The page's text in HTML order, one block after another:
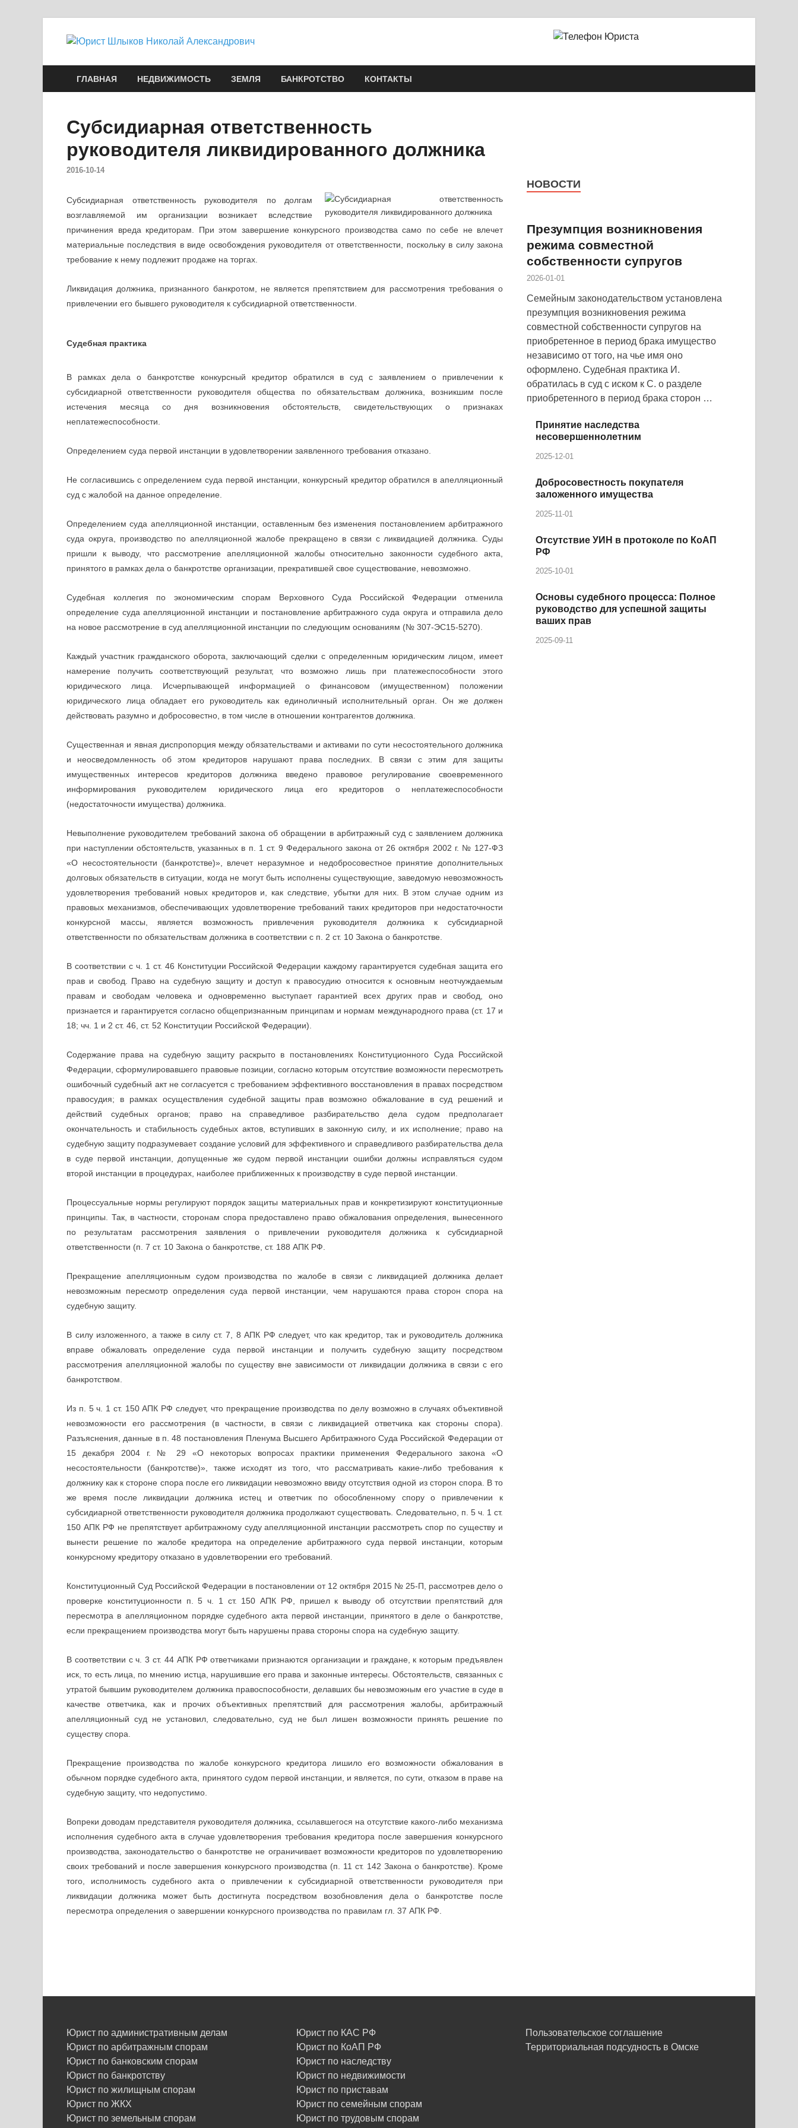
Юрист Шлыков Николай Александрович
ГЛАВНАЯ НЕДВИЖИМОСТЬ ЗЕМЛЯ БАНКРОТСТВО КОНТАКТЫ
Субсидиарная ответственность
руководителя ликвидированного должника
2016-10-14
Субсидиарная ответственность руководителя по долгам
возглавляемой им организации возникает вследствие
причинения вреда кредиторам. При этом завершение конкурсного производства само по себе не влечет
материальные последствия в виде освобождения руководителя от ответственности, поскольку в силу закона
требование к нему подлежит продаже на торгах.
Ликвидация должника, признанного банкротом, не является препятствием для рассмотрения требования о
привлечении его бывшего руководителя к субсидиарной ответственности.
Судебная практика
В рамках дела о банкротстве конкурсный кредитор обратился в суд с заявлением о привлечении к
субсидиарной ответственности руководителя общества по обязательствам должника, возникшим после
истечения месяца со дня возникновения обстоятельств, свидетельствующих о признаках
неплатежеспособности.
Определением суда первой инстанции в удовлетворении заявленного требования отказано.
Не согласившись с определением суда первой инстанции, конкурсный кредитор обратился в апелляционный
суд с жалобой на данное определение.
Определением суда апелляционной инстанции, оставленным без изменения постановлением арбитражного
суда округа, производство по апелляционной жалобе прекращено в связи с ликвидацией должника. Суды
пришли к выводу, что рассмотрение апелляционной жалобы относительно законности судебного акта,
принятого в рамках дела о банкротстве организации, прекратившей свое существование, невозможно.
Судебная коллегия по экономическим спорам Верховного Суда Российской Федерации отменила
определение суда апелляционной инстанции и постановление арбитражного суда округа и отправила дело
на новое рассмотрение в суд апелляционной инстанции по следующим основаниям (№ 307-ЭС15-5270).
Каждый участник гражданского оборота, заключающий сделки с определенным юридическим лицом, имеет
намерение получить соответствующий результат, что возможно лишь при платежеспособности этого
юридического лица. Исчерпывающей информацией о финансовом (имущественном) положении
юридического лица обладает его руководитель как единоличный исполнительный орган. Он же должен
действовать разумно и добросовестно, в том числе в отношении контрагентов должника.
Существенная и явная диспропорция между обязательствами и активами по сути несостоятельного должника
и неосведомленность об этом кредиторов нарушают права последних. В связи с этим для защиты
имущественных интересов кредиторов должника введено правовое регулирование своевременного
информирования руководителем юридического лица его кредиторов о неплатежеспособности
(недостаточности имущества) должника.
Невыполнение руководителем требований закона об обращении в арбитражный суд с заявлением должника
при наступлении обстоятельств, указанных в п. 1 ст. 9 Федерального закона от 26 октября 2002 г. № 127-ФЗ
«О несостоятельности (банкротстве)», влечет неразумное и недобросовестное принятие дополнительных
долговых обязательств в ситуации, когда не могут быть исполнены существующие, заведомую невозможность
удовлетворения требований новых кредиторов и, как следствие, убытки для них. В этом случае одним из
правовых механизмов, обеспечивающих удовлетворение требований таких кредиторов при недостаточности
конкурсной массы, является возможность привлечения руководителя должника к субсидиарной
ответственности по обязательствам должника в соответствии с п. 2 ст. 10 Закона о банкротстве.
В соответствии с ч. 1 ст. 46 Конституции Российской Федерации каждому гарантируется судебная защита его
прав и свобод. Право на судебную защиту и доступ к правосудию относится к основным неотчуждаемым
правам и свободам человека и одновременно выступает гарантией всех других прав и свобод, оно
признается и гарантируется согласно общепризнанным принципам и нормам международного права (ст. 17 и
18; чч. 1 и 2 ст. 46, ст. 52 Конституции Российской Федерации).
Содержание права на судебную защиту раскрыто в постановлениях Конституционного Суда Российской
Федерации, сформулировавшего правовые позиции, согласно которым отсутствие возможности пересмотреть
ошибочный судебный акт не согласуется с требованием эффективного восстановления в правах посредством
правосудия; в рамках осуществления судебной защиты прав возможно обжалование в суд решений и
действий судебных органов; право на справедливое разбирательство дела судом предполагает
окончательность и стабильность судебных актов, вступивших в законную силу, и их исполнение; право на
судебную защиту подразумевает создание условий для эффективного и справедливого разбирательства дела
в суде первой инстанции, допущенные же судом первой инстанции ошибки должны исправляться судом
второй инстанции в процедурах, наиболее приближенных к производству в суде первой инстанции.
Процессуальные нормы регулируют порядок защиты материальных прав и конкретизируют конституционные
принципы. Так, в частности, сторонам спора предоставлено право обжалования определения, вынесенного
по результатам рассмотрения заявления о привлечении руководителя должника к субсидиарной
ответственности (п. 7 ст. 10 Закона о банкротстве, ст. 188 АПК РФ.
Прекращение апелляционным судом производства по жалобе в связи с ликвидацией должника делает
невозможным пересмотр определения суда первой инстанции, чем нарушаются права сторон спора на
судебную защиту.
В силу изложенного, а также в силу ст. 7, 8 АПК РФ следует, что как кредитор, так и руководитель должника
вправе обжаловать определение суда первой инстанции и получить судебную защиту посредством
рассмотрения апелляционной жалобы по существу вне зависимости от ликвидации должника в связи с его
банкротством.
Из п. 5 ч. 1 ст. 150 АПК РФ следует, что прекращение производства по делу возможно в случаях объективной
невозможности его рассмотрения (в частности, в связи с ликвидацией ответчика как стороны спора).
Разъяснения, данные в п. 48 постановления Пленума Высшего Арбитражного Суда Российской Федерации от
15 декабря 2004 г. № 29 «О некоторых вопросах практики применения Федерального закона «О
несостоятельности (банкротстве)», также исходят из того, что рассматривать какие-либо требования к
должнику как к стороне спора после его ликвидации невозможно ввиду отсутствия одной из сторон спора. В то
же время после ликвидации должника истец и ответчик по обособленному спору о привлечении к
субсидиарной ответственности руководителя должника продолжают существовать. Следовательно, п. 5 ч. 1 ст.
150 АПК РФ не препятствует арбитражному суду апелляционной инстанции рассмотреть спор по существу и
вынести решение по жалобе кредитора на определение арбитражного суда первой инстанции, которым
конкурсному кредитору отказано в удовлетворении его требований.
Конституционный Суд Российской Федерации в постановлении от 12 октября 2015 № 25-П, рассмотрев дело о
проверке конституционности п. 5 ч. 1 ст. 150 АПК РФ, пришел к выводу об отсутствии препятствий для
пересмотра в апелляционном порядке судебного акта первой инстанции, принятого в деле о банкротстве,
если прекращением производства могут быть нарушены права стороны спора на судебную защиту.
В соответствии с ч. 3 ст. 44 АПК РФ ответчиками признаются организации и граждане, к которым предъявлен
иск, то есть лица, по мнению истца, нарушившие его права и законные интересы. Обстоятельств, связанных с
утратой бывшим руководителем должника правоспособности, делавших бы невозможным его участие в суде в
качестве ответчика, как и прочих объективных препятствий для рассмотрения жалобы, арбитражный
апелляционный суд не установил, следовательно, суд не был лишен возможности принять решение по
существу спора.
Прекращение производства по жалобе конкурсного кредитора лишило его возможности обжалования в
обычном порядке судебного акта, принятого судом первой инстанции, и является, по сути, отказом в праве на
судебную защиту, что недопустимо.
Вопреки доводам представителя руководителя должника, ссылавшегося на отсутствие какого-либо механизма
исполнения судебного акта в случае удовлетворения требования кредитора после завершения конкурсного
производства, законодательство о банкротстве не ограничивает возможности кредиторов по удовлетворению
своих требований и после завершения конкурсного производства (п. 11 ст. 142 Закона о банкротстве). Кроме
того, исполнимость судебного акта о привлечении к субсидиарной ответственности руководителя при
ликвидации должника может быть достигнута посредством возобновления дела о банкротстве после
пересмотра определения о завершении конкурсного производства по правилам гл. 37 АПК РФ.
НОВОСТИ
Презумпция возникновения
режима совместной
собственности супругов
2026-01-01
Семейным законодательством установлена
презумпция возникновения режима
совместной собственности супругов на
приобретенное в период брака имущество
независимо от того, на чье имя оно
оформлено. Судебная практика И.
обратилась в суд с иском к С. о разделе
приобретенного в период брака сторон …
Принятие наследства
несовершеннолетним
2025-12-01
Добросовестность покупателя
заложенного имущества
2025-11-01
Отсутствие УИН в протоколе по КоАП
РФ
2025-10-01
Основы судебного процесса: Полное
руководство для успешной защиты
ваших прав
2025-09-11
Юрист по административным делам
Юрист по арбитражным спорам
Юрист по банковским спорам
Юрист по банкротству
Юрист по жилищным спорам
Юрист по ЖКХ
Юрист по земельным спорам
Юрист по КАС РФ
Юрист по КоАП РФ
Юрист по наследству
Юрист по недвижимости
Юрист по приставам
Юрист по семейным спорам
Юрист по трудовым спорам
Пользовательское соглашение
Территориальная подсудность в Омске